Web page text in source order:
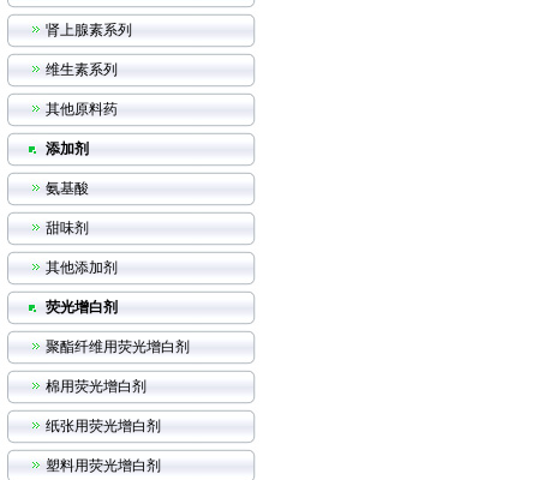
肾上腺素系列
维生素系列
其他原料药
添加剂
氨基酸
甜味剂
其他添加剂
荧光增白剂
聚酯纤维用荧光增白剂
棉用荧光增白剂
纸张用荧光增白剂
塑料用荧光增白剂